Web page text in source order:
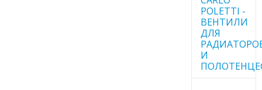
POLETTI -
ВЕНТИЛИ
ДЛЯ
И